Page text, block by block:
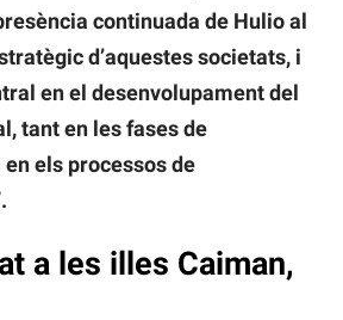
continuada de Hulio al
d’aquestes societats, i
en el desenvolupament del
tant en les fases de
els processos de
a les illes Caiman,